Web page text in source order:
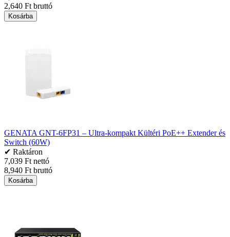
2,640 Ft bruttó
Kosárba
GENATA GNT-6FP31 – Ultra-kompakt Kültéri PoE++ Extender és
Switch (60W)
✔ Raktáron
7,039 Ft nettó
8,940 Ft bruttó
Kosárba